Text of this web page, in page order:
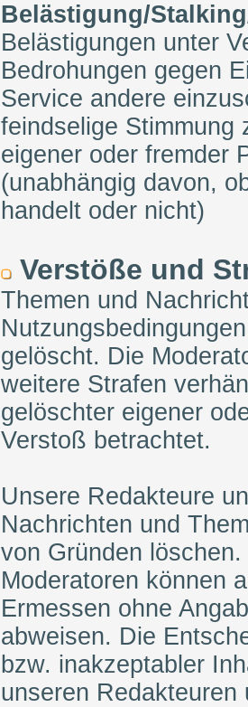
Belästigung/
Belästigungen unter
Bedrohungen gegen
Service andere
feindselige Stimmung
eigener oder fremder
(unabhängig davon,
handelt oder nicht)
Verstöße und
Themen und
gelöscht. Die
weitere Strafen
gelöschter eigener
Verstoß betrachtet.
Unsere Redakteure
Nachrichten und
von Gründen
Moderatoren können
Ermessen ohne
abweisen. Die
bzw. inakzeptabler
unseren Redakteuren